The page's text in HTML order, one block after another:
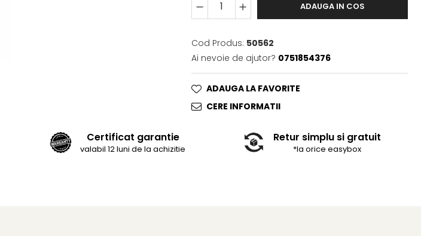
ADAUGA IN COS
Cod Produs: 50562
Ai nevoie de ajutor? 0751854376
ADAUGA LA FAVORITE
CERE INFORMATII
Certificat garantie
valabil 12 luni de la achizitie
Retur simplu si gratuit
*la orice easybox